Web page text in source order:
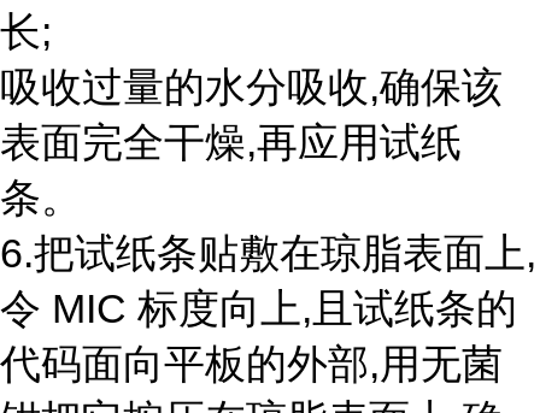
长;
吸收过量的水分吸收,确保该
表面完全干燥,再应用试纸
条。
6.把试纸条贴敷在琼脂表面上,
令 MIC 标度向上,且试纸条的
代码面向平板的外部,用无菌